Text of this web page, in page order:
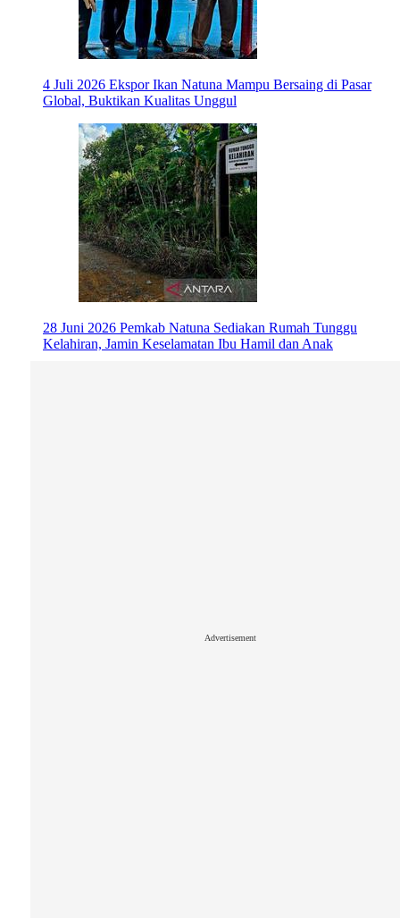
4 Juli 2026 Ekspor Ikan Natuna Mampu Bersaing di Pasar
Global, Buktikan Kualitas Unggul
28 Juni 2026 Pemkab Natuna Sediakan Rumah Tunggu
Kelahiran, Jamin Keselamatan Ibu Hamil dan Anak
Advertisement